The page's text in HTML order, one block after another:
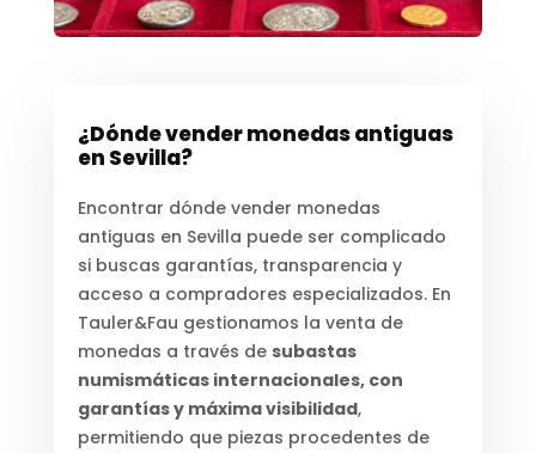
¿Dónde vender monedas antiguas
en Sevilla?
Encontrar dónde vender monedas
antiguas en Sevilla puede ser complicado
si buscas garantías, transparencia y
acceso a compradores especializados. En
Tauler&Fau gestionamos la venta de
monedas a través de subastas
numismáticas internacionales, con
garantías y máxima visibilidad,
permitiendo que piezas procedentes de